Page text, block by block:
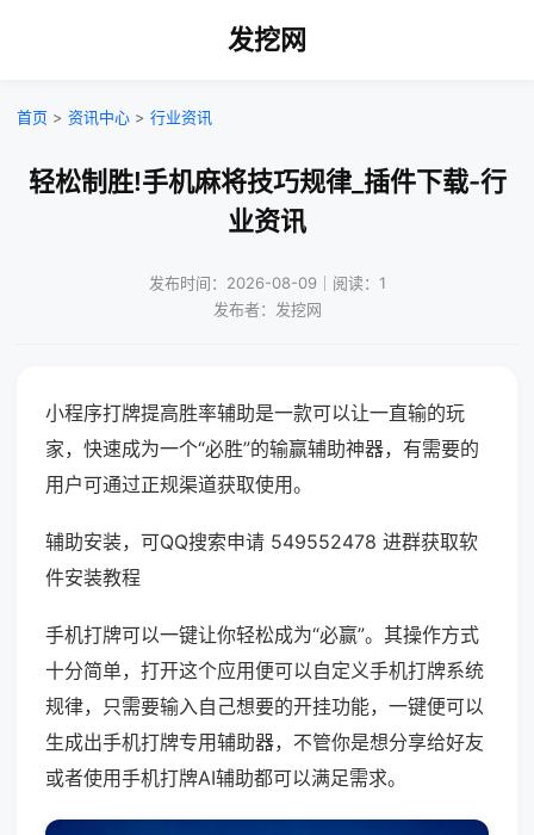
发挖网
首页 > 资讯中心 > 行业资讯
轻松制胜!手机麻将技巧规律_插件下载-行
业资讯
发布时间：2026-08-09｜阅读：1
发布者：发挖网
小程序打牌提高胜率辅助是一款可以让一直输的玩
家，快速成为一个“必胜”的输赢辅助神器，有需要的
用户可通过正规渠道获取使用。
辅助安装，可QQ搜索申请 549552478 进群获取软
件安装教程
手机打牌可以一键让你轻松成为“必赢”。其操作方式
十分简单，打开这个应用便可以自定义手机打牌系统
规律，只需要输入自己想要的开挂功能，一键便可以
生成出手机打牌专用辅助器，不管你是想分享给好友
或者使用手机打牌AI辅助都可以满足需求。